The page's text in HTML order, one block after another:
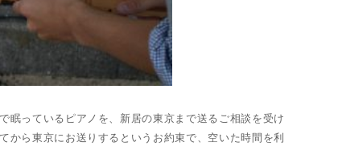
眠っているピアノを、新居の東京まで送るご相談を受け
から東京にお送りするというお約束で、空いた時間を利